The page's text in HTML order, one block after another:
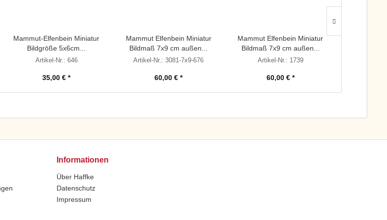
Mammut-Elfenbein Miniatur
Bildgröße 5x6cm...
Artikel-Nr.: 646
35,00 € *
Mammut Elfenbein Miniatur
Bildmaß 7x9 cm außen...
Artikel-Nr.: 3081-7x9-676
60,00 € *
Mammut Elfenbein Miniatur
Bildmaß 7x9 cm außen...
Artikel-Nr.: 1739
60,00 € *
Informationen
Über Haffke
Datenschutz
Impressum